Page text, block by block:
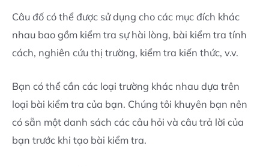
Câu đố có thể được sử dụng cho các mục đích khác
nhau bao gồm kiểm tra sự hài lòng, bài kiểm tra tính
cách, nghiên cứu thị trường, kiểm tra kiến ​​thức, v.v.
Bạn có thể cần các loại trường khác nhau dựa trên
loại bài kiểm tra của bạn. Chúng tôi khuyên bạn nên
có sẵn một danh sách các câu hỏi và câu trả lời của
bạn trước khi tạo bài kiểm tra.